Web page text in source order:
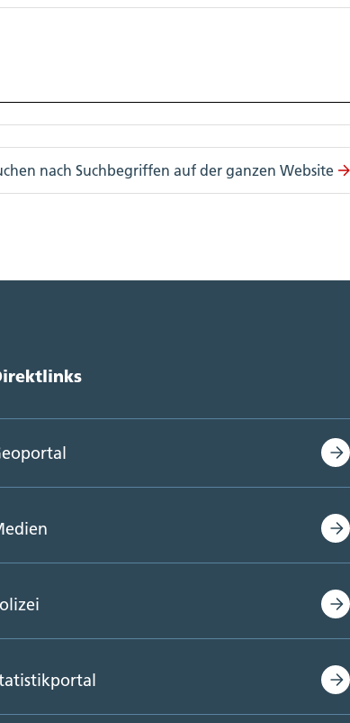
nach Suchbegriffen auf der ganzen Website